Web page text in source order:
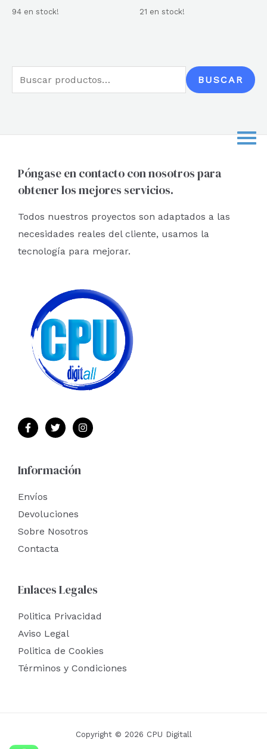
u
c
BUSCAR
con
94 en stock!
con
21 en stock!
Póngase en contacto con nosotros para
obtener los mejores servicios.
Todos nuestros proyectos son adaptados a las
necesidades reales del cliente, usamos la
tecnología para mejorar.
Información
Envíos
Devoluciones
Sobre Nosotros
Contacta
Enlaces Legales
Politica Privacidad
Aviso Legal
Politica de Cookies
Términos y Condiciones
Copyright © 2026 CPU Digitall